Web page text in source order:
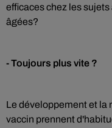
efficaces chez les
âgées?
- Toujours plus vite ?
Le développement et la
vaccin prennent